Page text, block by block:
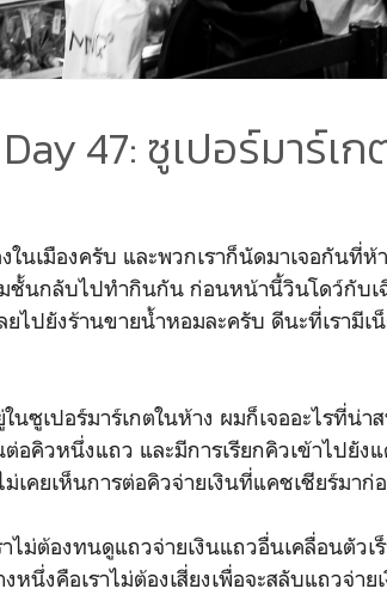
Day 47: ซูเปอร์มาร์เก
นเมืองครับ และพวกเราก็นัดมาเจอกันที่
ชั้นกลับไปทำกินกัน ก่อนหน้านี้วินโดว์กับเ
ยไปยังร้านขายน้ำหอมละครับ ดีนะที่เรามี
ซูเปอร์มาร์เกตในห้าง ผมก็เจออะไรที่น่า
คิวหนึ่งแถว และมีการเรียกคิวเข้าไปยัง
เคยเห็นการต่อคิวจ่ายเงินที่แคชเชียร์มาก่
ม่ต้องทนดูแถวจ่ายเงินแถวอื่นเคลื่อนตัวเร็
หนึ่งคือเราไม่ต้องเสี่ยงเพื่อจะสลับแถวจ่า